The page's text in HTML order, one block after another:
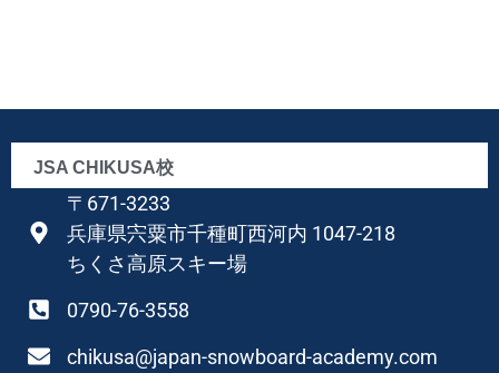
JSA CHIKUSA校
〒671-3233
兵庫県宍粟市千種町西河内 1047-218
ちくさ高原スキー場
0790-76-3558
chikusa@japan-snowboard-academy.com